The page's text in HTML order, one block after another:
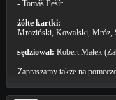
- Tomáš Pešír.
żółte kartki:
Mroziński, Kowalski, Mróz,
sędziował: Robert Małek
Zapraszamy także na